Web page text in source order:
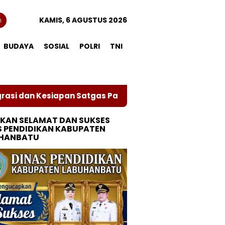
KAMIS, 6 AGUSTUS 2026
BUDAYA SOSIAL POLRI TNI
Kesiapan Satgas Pamtas RI–PNG Yonif 132/Bima
Lahan SMPN 1
Utara Memanas:
Kelas
Polres Dumai Ringkus
Dua Pengedar Narkotika,
Amankan 78 Butir Ekstasi
SELAMAT DAN SUKSES
PENDIDIKAN KABUPATEN